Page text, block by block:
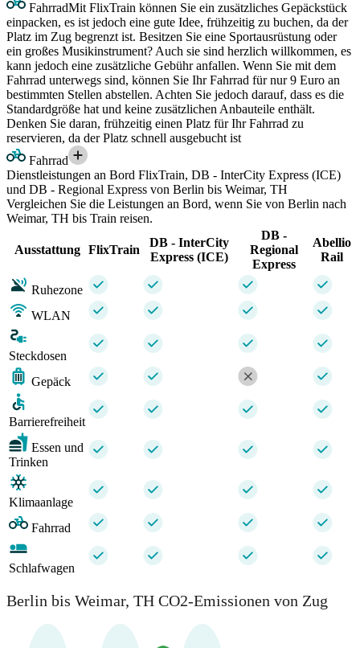
FahrradMit FlixTrain können Sie ein zusätzliches Gepäckstück
einpacken, es ist jedoch eine gute Idee, frühzeitig zu buchen, da der
Platz im Zug begrenzt ist. Besitzen Sie eine Sportausrüstung oder
ein großes Musikinstrument? Auch sie sind herzlich willkommen, es
kann jedoch eine zusätzliche Gebühr anfallen. Wenn Sie mit dem
Fahrrad unterwegs sind, können Sie Ihr Fahrrad für nur 9 Euro an
bestimmten Stellen abstellen. Achten Sie jedoch darauf, dass es die
Standardgröße hat und keine zusätzlichen Anbauteile enthält.
Denken Sie daran, frühzeitig einen Platz für Ihr Fahrrad zu
reservieren, da der Platz schnell ausgebucht ist
Fahrrad
Dienstleistungen an Bord FlixTrain, DB - InterCity Express (ICE)
und DB - Regional Express von Berlin bis Weimar, TH
Vergleichen Sie die Leistungen an Bord, wenn Sie von Berlin nach
Weimar, TH bis Train reisen.
Ausstattung FlixTrain
DB - InterCity
Express (ICE)
DB -
Regional
Express
Abellio
Rail
Ruhezone
WLAN
Steckdosen
Gepäck
Barrierefreiheit
Essen und
Trinken
Klimaanlage
Fahrrad
Schlafwagen
Berlin bis Weimar, TH CO2-Emissionen von Zug